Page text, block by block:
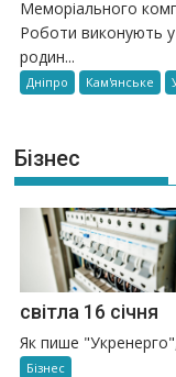
Меморіального
Роботи виконують у
родин...
Дніпро Кам'янське
Бізнес
світла 16 січня
Як пише
Бізнес